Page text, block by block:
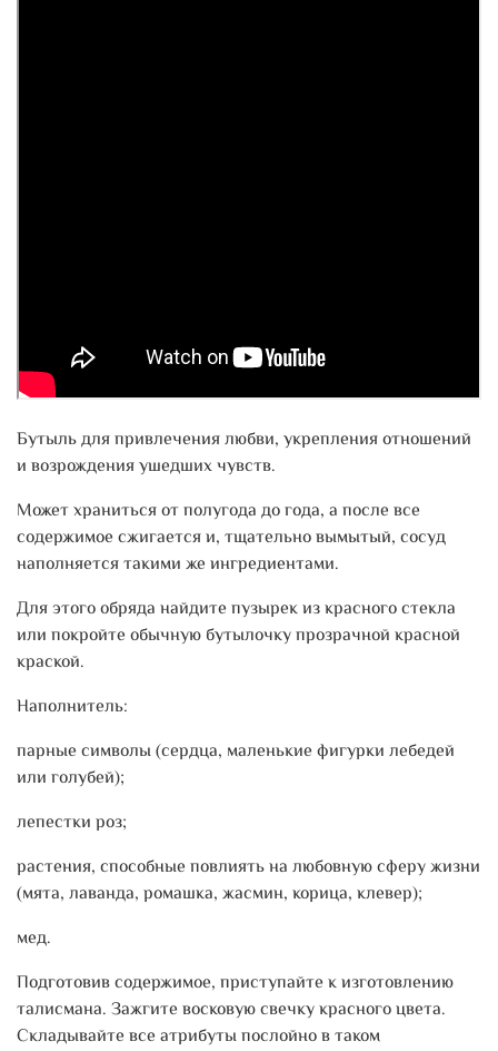
Бутыль для привлечения любви, укрепления отношений
и возрождения ушедших чувств.
Может храниться от полугода до года, а после все
содержимое сжигается и, тщательно вымытый, сосуд
наполняется такими же ингредиентами.
Для этого обряда найдите пузырек из красного стекла
или покройте обычную бутылочку прозрачной красной
краской.
Наполнитель:
парные символы (сердца, маленькие фигурки лебедей
или голубей);
лепестки роз;
растения, способные повлиять на любовную сферу жизни
(мята, лаванда, ромашка, жасмин, корица, клевер);
мед.
Подготовив содержимое, приступайте к изготовлению
талисмана. Зажгите восковую свечку красного цвета.
Складывайте все атрибуты послойно в таком